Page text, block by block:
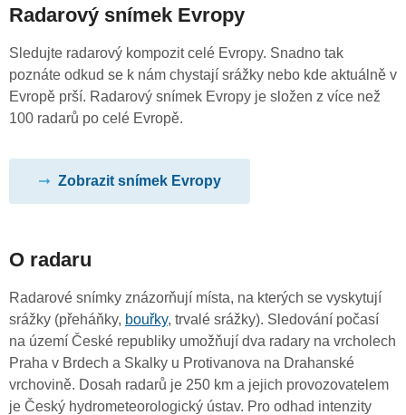
Radarový snímek Evropy
Sledujte radarový kompozit celé Evropy. Snadno tak
poznáte odkud se k nám chystají srážky nebo kde aktuálně v
Evropě prší. Radarový snímek Evropy je složen z více než
100 radarů po celé Evropě.
Zobrazit snímek Evropy
O radaru
Radarové snímky znázorňují místa, na kterých se vyskytují
srážky (přeháňky, bouřky, trvalé srážky). Sledování počasí
na území České republiky umožňují dva radary na vrcholech
Praha v Brdech a Skalky u Protivanova na Drahanské
vrchovině. Dosah radarů je 250 km a jejich provozovatelem
je Český hydrometeorologický ústav. Pro odhad intenzity